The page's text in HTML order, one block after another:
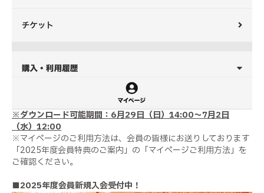
※ダウンロード可能期間：6月29日（日）14:00～7月2日
（水）12:00
※マイページのご利用方法は、会員の皆様にお送りしております
「2025年度会員特典のご案内」の「マイページご利用方法」を
ご確認ください。
■2025年度会員新規入会受付中！